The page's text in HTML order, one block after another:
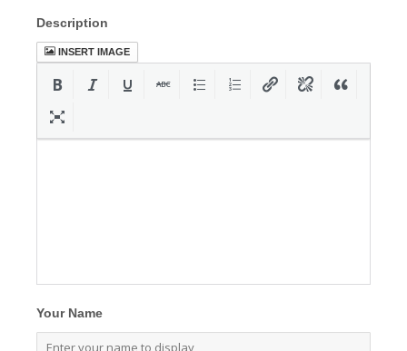
Description
INSERT IMAGE
Your Name